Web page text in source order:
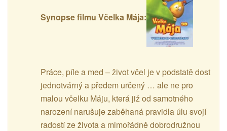
Synopse filmu Včelka Mája:
Práce, píle a med – život včel je v podstatě dost
jednotvárný a předem určený … ale ne pro
malou včelku Máju, která již od samotného
narození narušuje zaběhaná pravidla úlu svojí
radostí ze života a mimořádně dobrodružnou